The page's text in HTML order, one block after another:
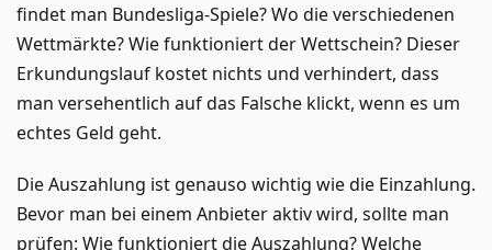
findet man Bundesliga-Spiele? Wo die verschiedenen
Wettmärkte? Wie funktioniert der Wettschein? Dieser
Erkundungslauf kostet nichts und verhindert, dass
man versehentlich auf das Falsche klickt, wenn es um
echtes Geld geht.
Die Auszahlung ist genauso wichtig wie die Einzahlung.
Bevor man bei einem Anbieter aktiv wird, sollte man
prüfen: Wie funktioniert die Auszahlung? Welche